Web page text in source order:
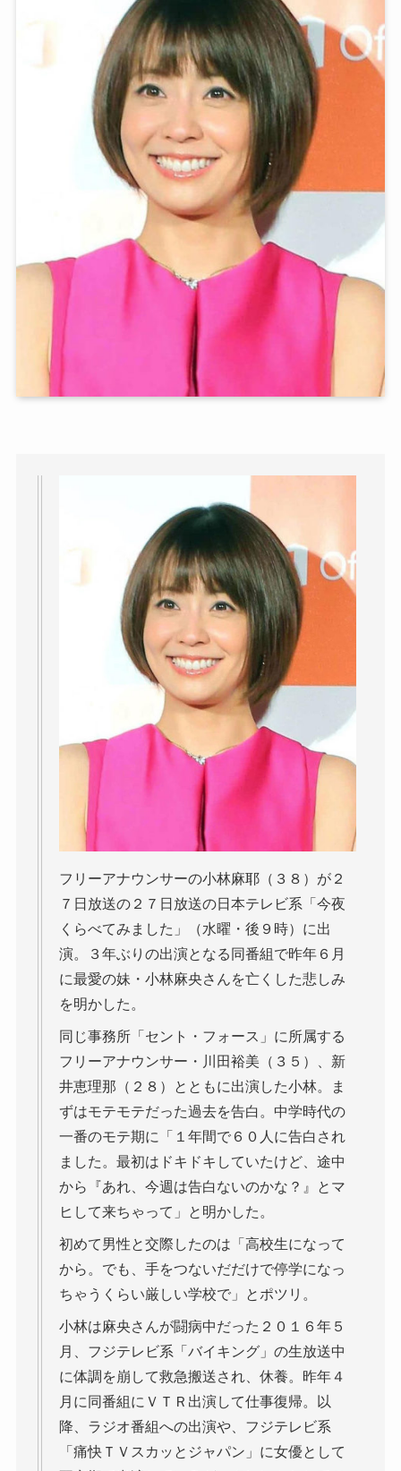
フリーアナウンサーの小林麻耶（３８）が２
７日放送の２７日放送の日本テレビ系「今夜
くらべてみました」（水曜・後９時）に出
演。３年ぶりの出演となる同番組で昨年６月
に最愛の妹・小林麻央さんを亡くした悲しみ
を明かした。
同じ事務所「セント・フォース」に所属する
フリーアナウンサー・川田裕美（３５）、新
井恵理那（２８）とともに出演した小林。ま
ずはモテモテだった過去を告白。中学時代の
一番のモテ期に「１年間で６０人に告白され
ました。最初はドキドキしていたけど、途中
から『あれ、今週は告白ないのかな？』とマ
ヒして来ちゃって」と明かした。
初めて男性と交際したのは「高校生になって
から。でも、手をつないだだけで停学になっ
ちゃうくらい厳しい学校で」とポツリ。
小林は麻央さんが闘病中だった２０１６年５
月、フジテレビ系「バイキング」の生放送中
に体調を崩して救急搬送され、休養。昨年４
月に同番組にＶＴＲ出演して仕事復帰。以
降、ラジオ番組への出演や、フジテレビ系
「痛快ＴＶスカッとジャパン」に女優として